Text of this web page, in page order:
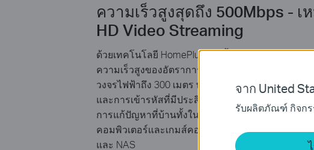
ความเร็วสูงสุดถึง 500Mbps - เ
HD Video Streaming
ด้วยเทคโนโลยี HomePlug AV ขั้นสูง TL-WPA4220
ความเร็วสูงของอัตราการถ่ายโอนข้อมูลได้ถึง
วงจรไฟฟ้าถึง 300 เมตร พร้อมกับการรักษาคุณภาพ
และการเข้ารหัสที่มีประสิทธิภาพ TL-WPA4220 เป็นท
การแก้ปัญหาที่บ้านทั้งในการเชื่อมต่อทุกอุปกรณ์ที่รอ
คอมพิวเตอร์และเกมส์คอนโซลที่จะตั้งบนกล่องสำหรับ
และ NAS
จาก United
รับผลิตภัณฑ์ กิจก